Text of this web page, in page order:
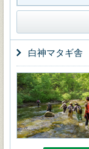
白神マタギ舎